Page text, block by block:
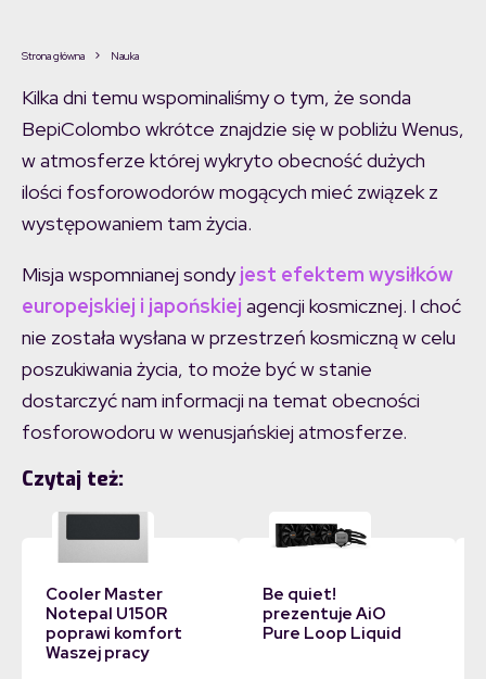
Strona główna Nauka
Kilka dni temu wspominaliśmy o tym, że sonda
BepiColombo wkrótce znajdzie się w pobliżu Wenus,
w atmosferze której wykryto obecność dużych
ilości fosforowodorów mogących mieć związek z
występowaniem tam życia.
Misja wspomnianej sondyjest efektem wysiłków
europejskiej i japońskiej agencji kosmicznej. I choć
nie została wysłana w przestrzeń kosmiczną w celu
poszukiwania życia, to może być w stanie
dostarczyć nam informacji na temat obecności
fosforowodoru w wenusjańskiej atmosferze.
Czytaj też:
Cooler Master
Notepal U150R
poprawi komfort
Waszej pracy
Be quiet!
prezentuje AiO
Pure Loop Liquid